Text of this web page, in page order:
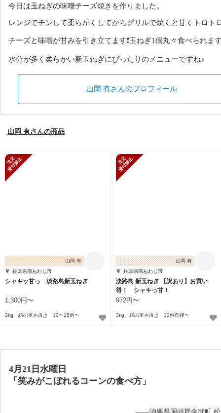
今日は玉ねぎの味噌チーズ焼きを作りました。
レンジでチンして柔らかくしてからグリルで焼くと甘くトロト
チーズと味噌が甘みを引き立てます❗️玉ねぎ1個丸々食べられま
水分が多く柔らかい新玉ねぎにぴったりのメニューですね♪
山岡 有さんのプロフィール
山岡 有さんの商品
山岡 有
兵庫県南あわじ市
シャキッ甘っ 淡路島新玉ねぎ
1,300円〜
3kg 箱の重さ抜き 10〜15個〜
山岡 有
兵庫県南あわじ市
淡路島 新玉ねぎ 【訳あり】お買い
得！ シャキっ甘！
972円〜
3kg 箱の重さ抜き 12個前後〜
4月21日水曜日
「笑みがこぼれるコーンの食べ方」